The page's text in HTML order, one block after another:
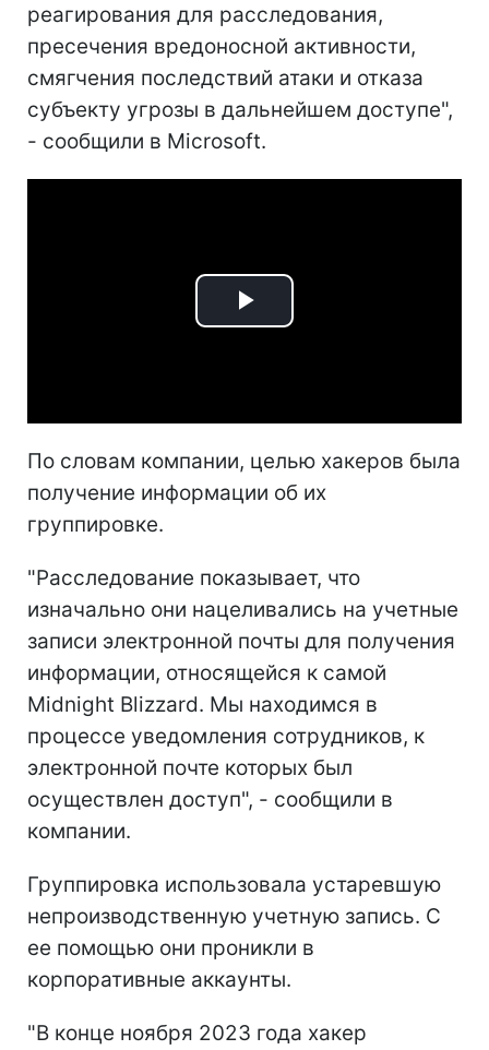
реагирования для расследования,
пресечения вредоносной активности,
смягчения последствий атаки и отказа
субъекту угрозы в дальнейшем доступе",
- сообщили в Microsoft.
Play
По словам компании, целью хакеров была
получение информации об их
группировке.
"Расследование показывает, что
изначально они нацеливались на учетные
записи электронной почты для получения
информации, относящейся к самой
Midnight Blizzard. Мы находимся в
процессе уведомления сотрудников, к
электронной почте которых был
осуществлен доступ", - сообщили в
компании.
Группировка использовала устаревшую
непроизводственную учетную запись. С
ее помощью они проникли в
корпоративные аккаунты.
"В конце ноября 2023 года хакер